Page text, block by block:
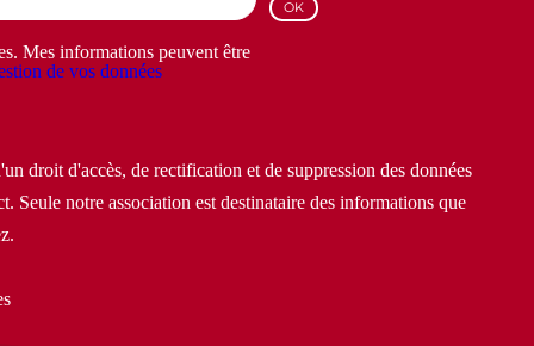
Mes informations peuvent être
de vos données
droit d'accès, de rectification et de suppression des données
Seule notre association est destinataire des informations que